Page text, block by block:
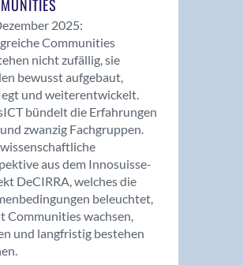
2025:
Communities
nicht zufällig, sie
bewusst aufgebaut,
und weiterentwickelt.
bündelt die Erfahrungen
zwanzig Fachgruppen.
aus dem Innosuisse-
DeCIRRA, welches die
beleuchtet,
Communities wachsen,
und langfristig bestehen